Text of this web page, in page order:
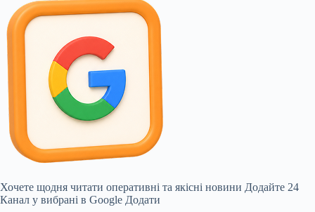
Хочете щодня читати оперативні та якісні новини Додайте 24
Канал у вибрані в Google Додати